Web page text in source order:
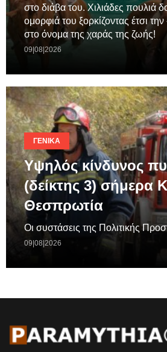
στο διάβα του. Χιλιάδες πουλιά
ομορφιά του ξορκίζοντας έτσι
στο όνομα της χαράς της ζωής!
09|08|2026
ΓΕΝΙΚΆ
Υψηλός κίνδυνος
(δείκτης 3) σήμερα
Θεσπρωτία
Οι συστάσεις της Πολιτικής
09|08|2026